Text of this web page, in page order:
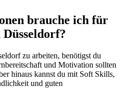
brauche ich für
zu arbeiten, benötigst du
und Motivation sollten
hinaus kannst du mit Soft Skills,
und guten